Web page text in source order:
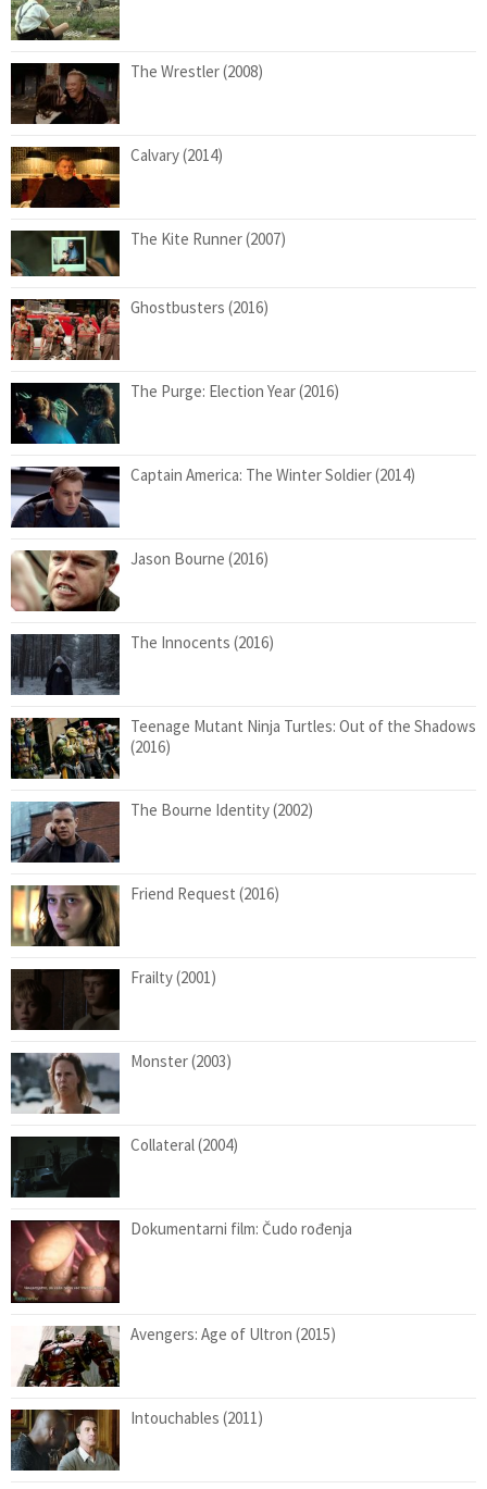
The Wrestler (2008)
Calvary (2014)
The Kite Runner (2007)
Ghostbusters (2016)
The Purge: Election Year (2016)
Captain America: The Winter Soldier (2014)
Jason Bourne (2016)
The Innocents (2016)
Teenage Mutant Ninja Turtles: Out of the Shadows
(2016)
The Bourne Identity (2002)
Friend Request (2016)
Frailty (2001)
Monster (2003)
Collateral (2004)
Dokumentarni film: Čudo rođenja
Avengers: Age of Ultron (2015)
Intouchables (2011)